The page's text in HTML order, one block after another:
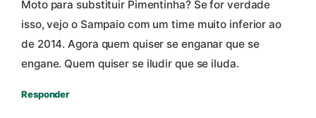
Moto para substituir Pimentinha? Se for verdade
isso, vejo o Sampaio com um time muito inferior ao
de 2014. Agora quem quiser se enganar que se
engane. Quem quiser se iludir que se iluda.
Responder